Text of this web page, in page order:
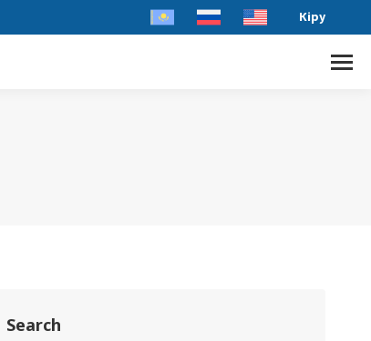
Кіру
Search